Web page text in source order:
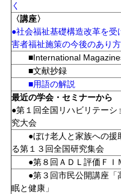
く
〈講座〉
●社会福祉基礎構造改革を受
害者福祉施策の今後のあり方
■International
■文献抄録
■用語の解説
最近の学会・セミナーから
●第１回全国リハビリテーシ
究大会
●ぼけ老人と家族への援
る第１３回全国研究集会
●第８回ＡＤＬ評価ＦＩ
●第３回市民公開講座「
眠と健康」